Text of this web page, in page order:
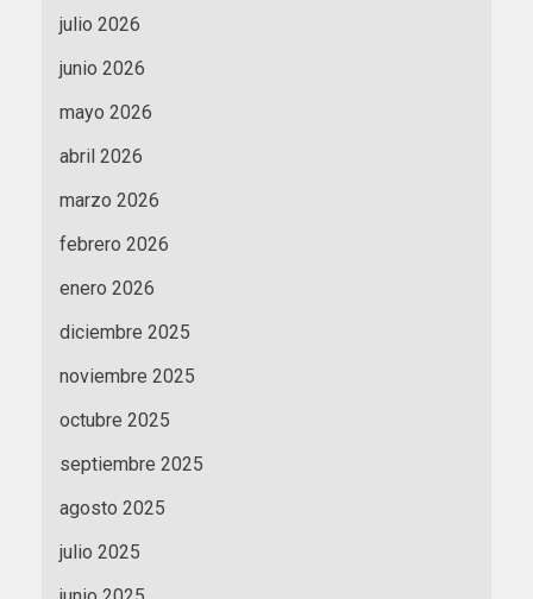
julio 2026
junio 2026
mayo 2026
abril 2026
marzo 2026
febrero 2026
enero 2026
diciembre 2025
noviembre 2025
octubre 2025
septiembre 2025
agosto 2025
julio 2025